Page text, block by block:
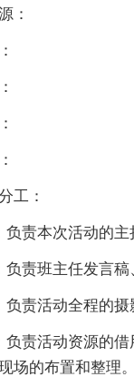
：
：
本次活动的主
班主任发言稿
活动全程的摄
责活动资源的借
场的布置和整理。